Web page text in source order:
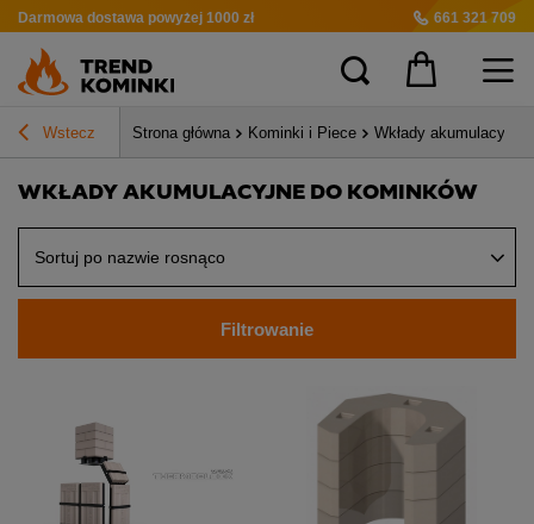
Darmowa dostawa powyżej 1000 zł 661 321 709
Wstecz Strona główna Kominki i Piece Wkłady akumulacyjne
WKŁADY AKUMULACYJNE DO KOMINKÓW
Sortuj po nazwie rosnąco
Filtrowanie